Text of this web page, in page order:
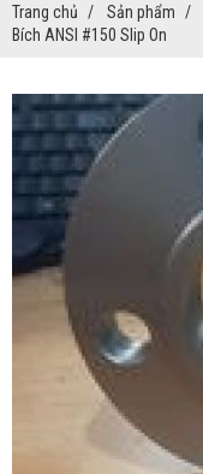
Trang chủ Sản phẩm
Bích ANSI #150 Slip On